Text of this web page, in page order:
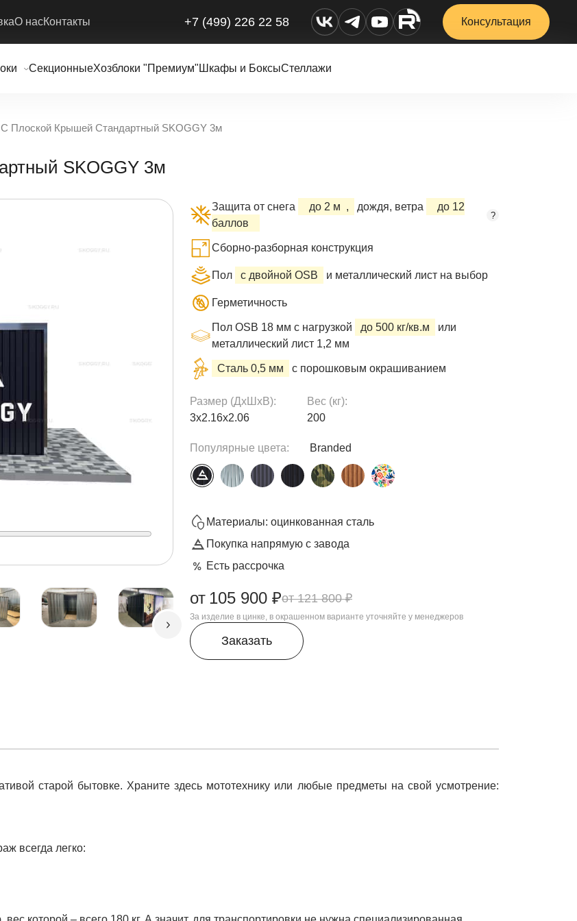
О насКонтакты +7 (499) 226 22 58 Консультация
СекционныеХозблоки "Премиум" Шкафы и БоксыСтеллажи
С Плоской Крышей Стандартный SKOGGY 3м
SKOGGY 3м
Защита от снега до 2 м , дождя, ветра
до 12
баллов
?
Сборно-разборная конструкция
Пол с двойной OSB и металлический лист на выбор
Герметичность
Пол OSB 18 мм с нагрузкой до 500 кг/кв.м
или
металлический лист 1,2 мм
Сталь 0,5 мм с порошковым окрашиванием
Размер (ДxШxВ):
3х2.16х2.06
Вес (кг):
200
Популярные цвета: Branded
Материалы: оцинкованная сталь
Покупка напрямую с завода
Есть рассрочка
121 800 ₽
от 105 900 ₽
За изделие в цинке, в окрашенном варианте уточняйте у менеджеров
Заказать
старой бытовке. Храните здесь мототехнику или любые предметы на свой усмотрение:
всегда легко: